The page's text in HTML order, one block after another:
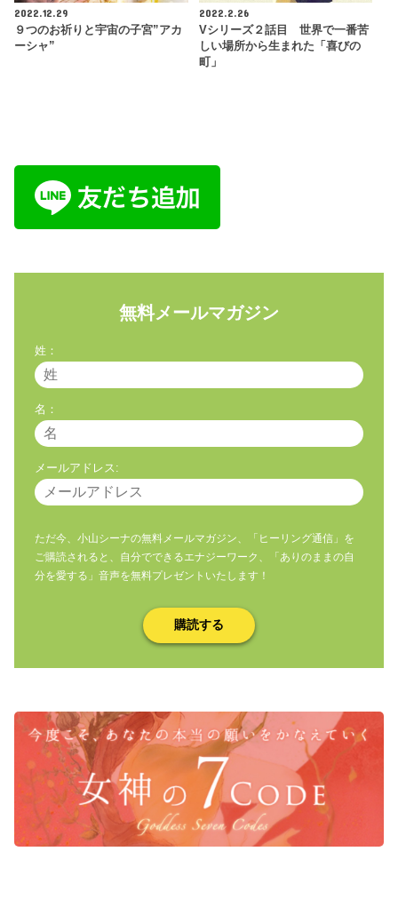
2022.12.29
９つのお祈りと宇宙の子宮”アカ
ーシャ”
2022.2.26
Vシリーズ２話目 世界で一番苦
しい場所から生まれた「喜びの
町」
無料メールマガジン
姓：
名：
メールアドレス:
ただ今、小山シーナの無料メールマガジン、「ヒーリング通信」を
ご購読されると、自分でできるエナジーワーク、「ありのままの自
分を愛する」音声を無料プレゼントいたします！
購読する